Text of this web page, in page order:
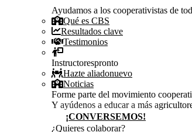
Ayudamos a los cooperativistas de
Qué es CBS
Resultados clave
Testimonios
Instructorespronto
Hazte aliadonuevo
Noticias
Forme parte del movimiento
Y ayúdenos a educar a más
¡CONVERSEMOS!
¿Quieres colaborar?